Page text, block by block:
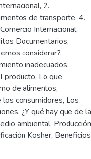
2.
de transporte, 4.
Internacional,
Documentarios,
considerar?,
inadecuados,
producto, Lo que
de alimentos,
los consumidores, Los
¿Y qué hay que de la
ambiental, Producción
Kosher, Beneficios